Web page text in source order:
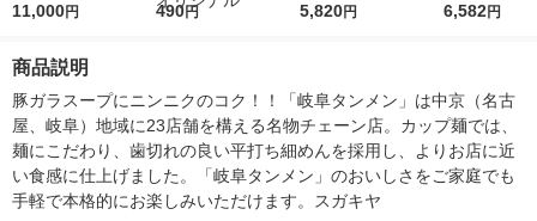
5ｇ 資生堂 おまけ
11,000円
r（ロハコウォータ
490円
詰め替え メガジャン
5,820円
イキッドリリ
6,582円
商品説明
豚ガラスープにニンニクのコク！！「岐阜タンメン」は中京（名古
屋、岐阜）地域に23店舗を構える名物チェーン店。カップ麺では、
麺にこだわり、歯切れの良い平打ち細めんを採用し、よりお店に近
い食感に仕上げました。「岐阜タンメン」のおいしさをご家庭でも
手軽で本格的にお楽しみいただけます。スガキヤ